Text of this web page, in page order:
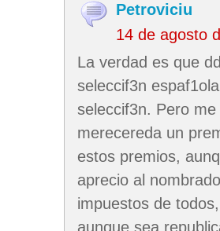
Petroviciu
14 de agosto
La verdad es que
seleccif3n
seleccif3n. Pero
merecereda un
estos premios,
aprecio al
impuestos de
aunque sea